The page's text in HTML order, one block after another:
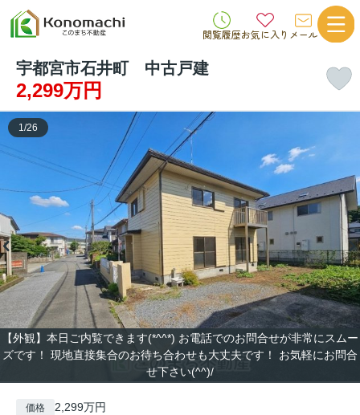
閲覧履歴お気に入り メール
宇都宮市石井町 中古戸建
2,299万円
【外観】本日ご内覧できます(*^^*) お電話でのお問合せが非常にスムー
ズです！ 現地直接集合のお待ち合わせも大丈夫です！ お気軽にお問合
せ下さい(^^)/
1 /26
価格 2,299万円